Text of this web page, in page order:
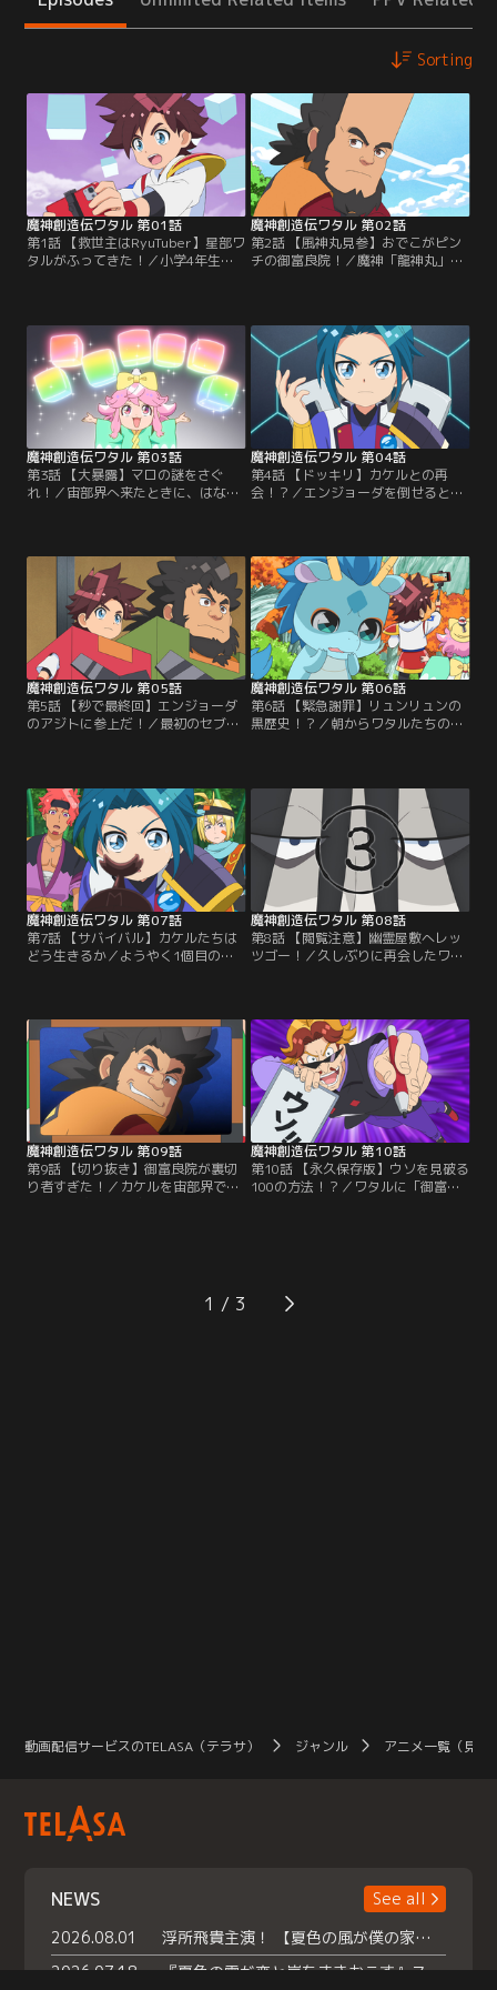
Sorting
魔神創造伝ワタル 第01話
第1話 【救世主はRyuTuber】星部ワ
タルがふってきた！／小学4年生の
配信の準備をしていると、何者かに
名前を呼ばれ、異世界「宙部界」に
迷いこんでしまう。そこで出会った
のは、剣豪の「御富良院」と人気
Vtuberの「マロ」。二人はワタルの
ことを…。【提供：バンダイチャン
ネル】
魔神創造伝ワタル 第02話
第2話 【風神丸見参】おでこがピン
チの御富良院！／魔神「龍神丸」と
なければならないことを知る。そん
なワタルたちの冒険の案内役とし
て、龍神の使い「リュンリュン」が
現れる。リュンリュンに連れられて
新しいエリアに向かうと、そこでは
「おわり親方」が…。【提供：バン
ダイチャンネル】
魔神創造伝ワタル 第03話
第3話 【大暴露】マロの謎をさぐ
れ！／宙部界へ来たときに、はなれ
り、ワタルも人気Vtuberのマロがな
ぜ宙部界にいるのか疑問に思う。も
しかしてマロはエンジョーダのスパ
イ！？そこに、週刊くつろぎの記者
を名乗る「増行暴露宇」が現れ、マ
ロの秘密を…。【提供：バンダイチ
ャンネル】
魔神創造伝ワタル 第04話
第4話 【ドッキリ】カケルとの再
会！？／エンジョーダを倒せるとい
き、カケルとバッタリ再会！ カケル
も自分を助けてくれた「ショウ」と
「マイガー」に恩返しをするため、
セブンブロックを探していた。ワタ
ルとカケルは、どっちが早くセブン
ブロックを手に入れるか…。【提
供：バンダイチャンネル】
魔神創造伝ワタル 第05話
第5話 【秒で最終回】エンジョーダ
のアジトに参上だ！／最初のセブン
ョーダを倒せばいんじゃね？」、と
いうことに気づく。ちょうどそのと
き「有限会社エンジョーダ」の定時
社員総会のお知らせを発見！ さっそ
く会場に潜入してみると、そこでは
「厚目ニク」を筆頭に…。【提供：
バンダイチャンネル】
魔神創造伝ワタル 第06話
第6話 【緊急謝罪】リュンリュンの
黒歴史！？／朝からワタルたちの世
くが、なぜかリュンリュンの様子が
おかしく、道案内もあてにならな
い。ようやく目的地の村にたどり着
くと、村人たちはリュンリュンを見
て逃げ出してしまう。戸惑うワタル
たちのもとへ…。【提供：バンダイ
チャンネル】
魔神創造伝ワタル 第07話
第7話 【サバイバル】カケルたちは
どう生きるか／ようやく1個目のセ
そのころ、カケル一行は竹林で迷子
になっていた。そこへ「サバイ・バ
ル」という名の男が、崖から落ちて
くる。同じく迷子になっていたサバ
イからサバイバルのルールを学びな
がら、カケルは…。【提供：バンダ
イチャンネル】
魔神創造伝ワタル 第08話
第8話 【閲覧注意】幽霊屋敷へレッ
ツゴー！／久しぶりに再会したワタ
リード。次の勝負に意気込む二人だ
が、目的地である「アヤカシの里」
のおばあさんから助けを求められ
る。どうやら「占部霊子」という髪
の長い女性に、自分の家を事故物件
にされてしまったらしい。【提供：
バンダイチャンネル】
魔神創造伝ワタル 第09話
第9話 【切り抜き】御富良院が裏切
り者すぎた！／カケルを宙部界で捕
ッキー」兄弟が現れる。彼らは御富
良院がエンジョーダの手下だと証明
魔神創造伝ワタル 第10話
第10話 【永久保存版】ウソを見破る
100の方法！？／ワタルに「御富良
ルはさっそく御富良院と引き合わせ
るが、御富良院は自信に満ちた表情
1
動画配信サービスのTELASA（テラサ） ジャンル アニメ一覧（見放
NEWS
See all
2026.08.01
浮所飛貴主演！ 【夏色の風が僕の家にやってきた】 本日よりテラサで独占配信スタート！
2026.07.18
『夏色の雲が恋と嵐をまきおこす』スペシャルメイキング 【Part1】2026年７月18日（土）23時30分～配信スタート！話題のシーンの裏側を大公開！豪華キャスト大集合！ 『武宮家 真夏の家族会議』開催！